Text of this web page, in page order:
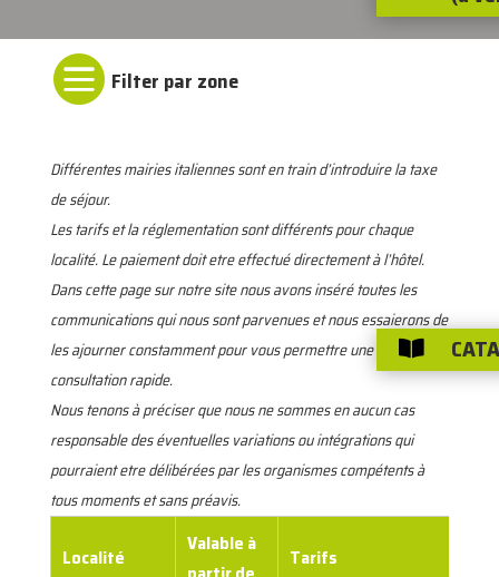

Différentes mairies italiennes sont en train d’introduire la taxe
de séjour.
Les tarifs et la réglementation sont différents pour chaque
localité. Le paiement doit etre effectué directement à l’hôtel.
Dans cette page sur notre site nous avons inséré toutes les
communications qui nous sont parvenues et nous essaierons de
les ajourner constamment pour vous permettre une
consultation rapide.
Nous tenons à préciser que nous ne sommes en aucun cas
responsable des éventuelles variations ou intégrations qui
pourraient etre délibérées par les organismes compétents à
tous moments et sans préavis.
Localité
Valable à
Tarifs
